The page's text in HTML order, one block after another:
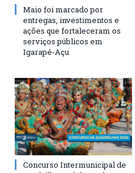
Maio foi marcado por
entregas, investimentos e
ações que fortaleceram os
serviços públicos em
Igarapé-Açu
Concurso Intermunicipal de